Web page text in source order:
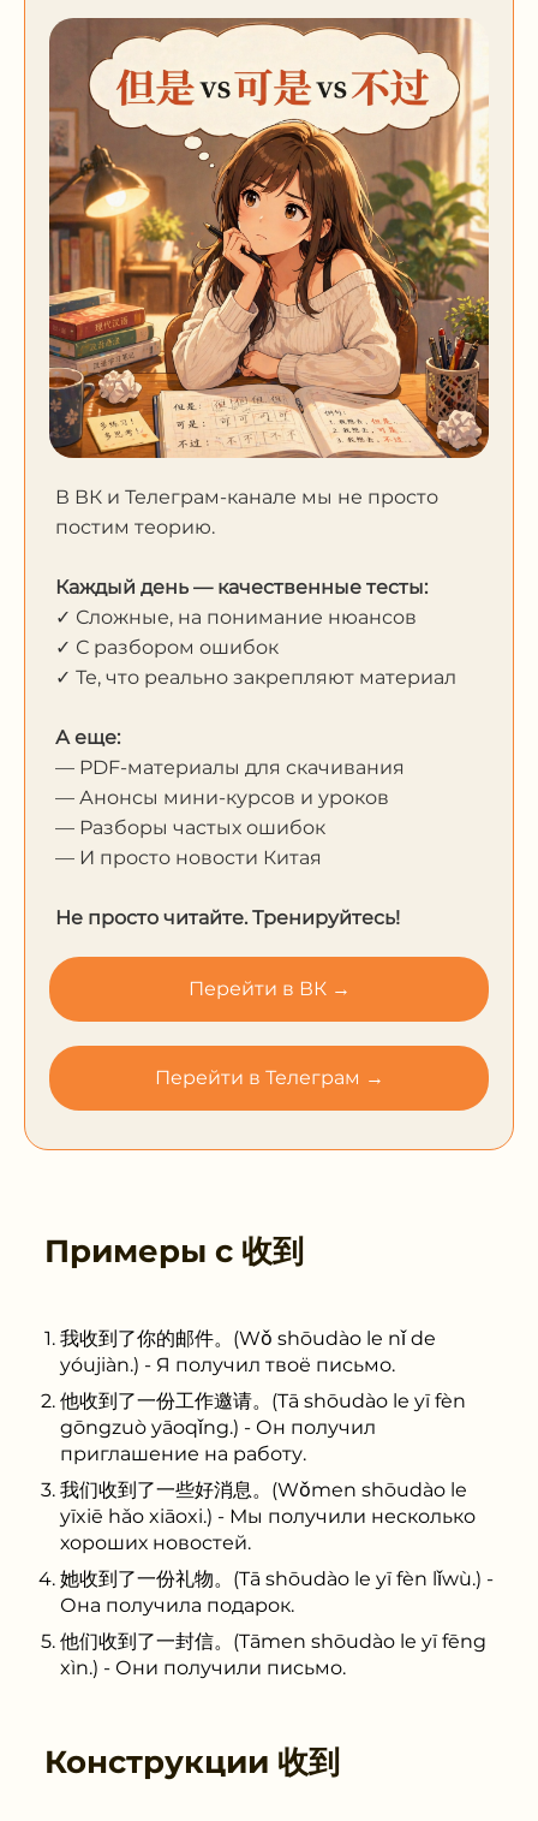
В ВК и Телеграм-канале мы не просто
постим теорию.
Каждый день — качественные тесты:
✓ Сложные, на понимание нюансов
✓ С разбором ошибок
✓ Те, что реально закрепляют материал
А еще:
— PDF-материалы для скачивания
— Анонсы мини-курсов и уроков
— Разборы частых ошибок
— И просто новости Китая
Не просто читайте. Тренируйтесь!
Перейти в ВК →
Перейти в Телеграм →
Примеры с 收到
我收到了你的邮件。(Wǒ shōudào le nǐ de
yóujiàn.) - Я получил твоё письмо.
他收到了一份工作邀请。(Tā shōudào le yī fèn
gōngzuò yāoqǐng.) - Он получил
приглашение на работу.
我们收到了一些好消息。(Wǒmen shōudào le
yīxiē hǎo xiāoxi.) - Мы получили несколько
хороших новостей.
她收到了一份礼物。(Tā shōudào le yī fèn lǐwù.) -
Она получила подарок.
他们收到了一封信。(Tāmen shōudào le yī fēng
xìn.) - Они получили письмо.
Конструкции 收到